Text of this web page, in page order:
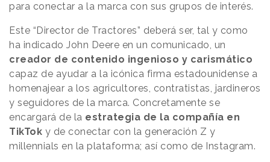
para conectar a la marca con sus grupos de interés.
Este “Director de Tractores” deberá ser, tal y como
ha indicado John Deere en un comunicado, un
creador de contenido ingenioso y carismático
capaz de ayudar a la icónica firma estadounidense a
homenajear a los agricultores, contratistas, jardineros
y seguidores de la marca. Concretamente se
encargará de la estrategia de la compañía en
TikTok y de conectar con la generación Z y
millennials en la plataforma; así como de Instagram.